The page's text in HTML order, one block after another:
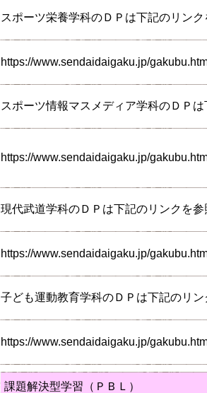
スポーツ栄養学科のＤＰは下記のリン
https://www.sendaidaigaku.jp/
スポーツ情報マスメディア学科のＤＰ
https://www.sendaidaigaku.jp/
現代武道学科のＤＰは下記のリンクを
https://www.sendaidaigaku.jp/
子ども運動教育学科のＤＰは下記のリ
https://www.sendaidaigaku.jp/
課題解決型学習（ＰＢＬ）